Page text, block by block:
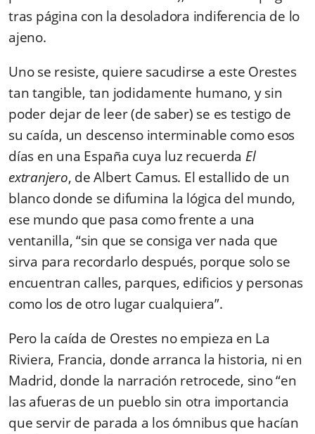
tras página con la desoladora indiferencia de lo
ajeno.
Uno se resiste, quiere sacudirse a este Orestes
tan tangible, tan jodidamente humano, y sin
poder dejar de leer (de saber) se es testigo de
su caída, un descenso interminable como esos
días en una España cuya luz recuerda El
extranjero, de Albert Camus. El estallido de un
blanco donde se difumina la lógica del mundo,
ese mundo que pasa como frente a una
ventanilla, “sin que se consiga ver nada que
sirva para recordarlo después, porque solo se
encuentran calles, parques, edificios y personas
como los de otro lugar cualquiera”.
Pero la caída de Orestes no empieza en La
Riviera, Francia, donde arranca la historia, ni en
Madrid, donde la narración retrocede, sino “en
las afueras de un pueblo sin otra importancia
que servir de parada a los ómnibus que hacían